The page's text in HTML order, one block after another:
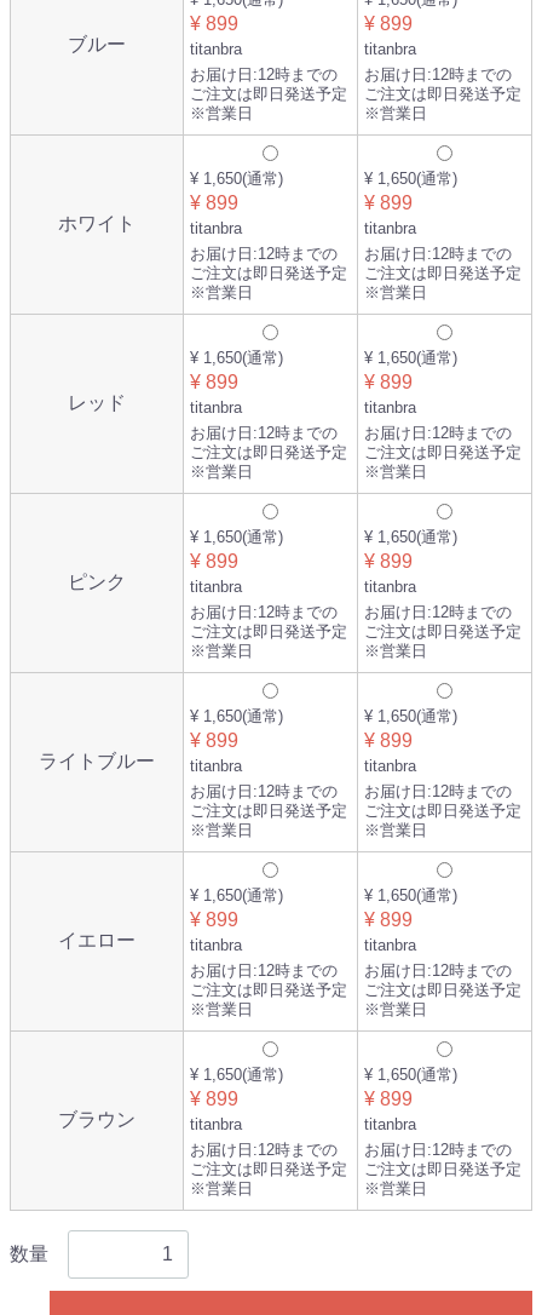
ブルー
¥ 899
titanbra
お届け日:12時までの
ご注文は即日発送予定
※営業日
¥ 899
titanbra
お届け日:12時までの
ご注文は即日発送予定
※営業日
ホワイト
¥ 1,650(通常)
¥ 899
titanbra
お届け日:12時までの
ご注文は即日発送予定
※営業日
¥ 1,650(通常)
¥ 899
titanbra
お届け日:12時までの
ご注文は即日発送予定
※営業日
レッド
¥ 1,650(通常)
¥ 899
titanbra
お届け日:12時までの
ご注文は即日発送予定
※営業日
¥ 1,650(通常)
¥ 899
titanbra
お届け日:12時までの
ご注文は即日発送予定
※営業日
ピンク
¥ 1,650(通常)
¥ 899
titanbra
お届け日:12時までの
ご注文は即日発送予定
※営業日
¥ 1,650(通常)
¥ 899
titanbra
お届け日:12時までの
ご注文は即日発送予定
※営業日
ライトブルー
¥ 1,650(通常)
¥ 899
titanbra
お届け日:12時までの
ご注文は即日発送予定
※営業日
¥ 1,650(通常)
¥ 899
titanbra
お届け日:12時までの
ご注文は即日発送予定
※営業日
イエロー
¥ 1,650(通常)
¥ 899
titanbra
お届け日:12時までの
ご注文は即日発送予定
※営業日
¥ 1,650(通常)
¥ 899
titanbra
お届け日:12時までの
ご注文は即日発送予定
※営業日
ブラウン
¥ 1,650(通常)
¥ 899
titanbra
お届け日:12時までの
ご注文は即日発送予定
※営業日
¥ 1,650(通常)
¥ 899
titanbra
お届け日:12時までの
ご注文は即日発送予定
※営業日
数量